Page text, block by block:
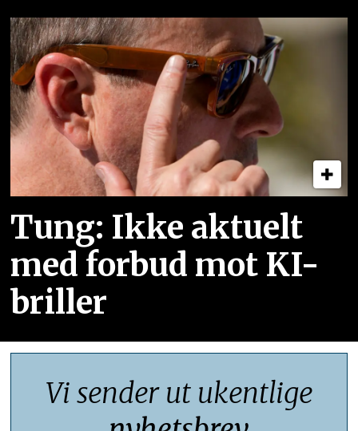
Tung: Ikke aktuelt
med forbud mot KI-
briller
Vi sender ut ukentlige